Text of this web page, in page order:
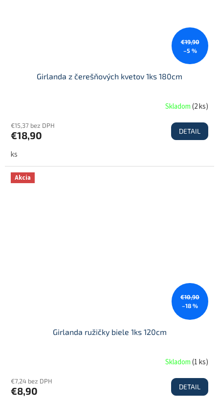
€19,90
–5 %
Girlanda z čerešňových kvetov 1ks 180cm
Skladom(2 ks)
€15,37 bez DPH
€18,90 DETAIL
ks
Akcia
€10,90
–18 %
Girlanda ružičky biele 1ks 120cm
Skladom(1 ks)
€7,24 bez DPH
€8,90 DETAIL